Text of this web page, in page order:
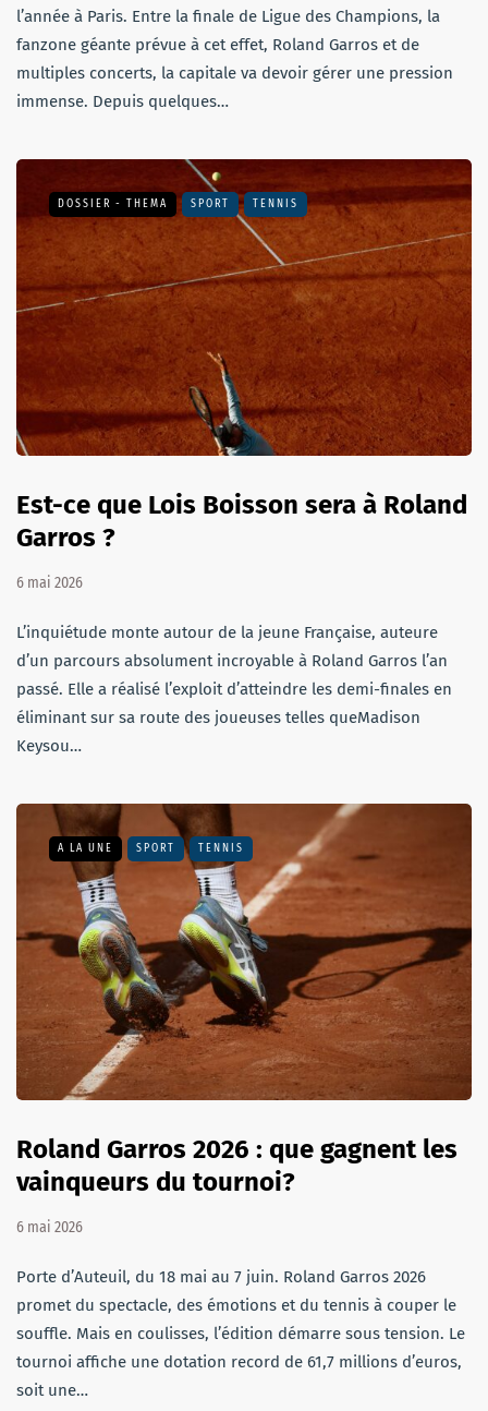
l’année à Paris. Entre la finale de Ligue des Champions, la
fanzone géante prévue à cet effet, Roland Garros et de
multiples concerts, la capitale va devoir gérer une pression
immense. Depuis quelques…
DOSSIER - THEMA SPORT TENNIS
Est-ce que Lois Boisson sera à Roland
Garros ?
6 mai 2026
L’inquiétude monte autour de la jeune Française, auteure
d’un parcours absolument incroyable à Roland Garros l’an
passé. Elle a réalisé l’exploit d’atteindre les demi-finales en
éliminant sur sa route des joueuses telles queMadison
Keysou…
A LA UNE SPORT TENNIS
Roland Garros 2026 : que gagnent les
vainqueurs du tournoi?
6 mai 2026
Porte d’Auteuil, du 18 mai au 7 juin. Roland Garros 2026
promet du spectacle, des émotions et du tennis à couper le
souffle. Mais en coulisses, l’édition démarre sous tension. Le
tournoi affiche une dotation record de 61,7 millions d’euros,
soit une…